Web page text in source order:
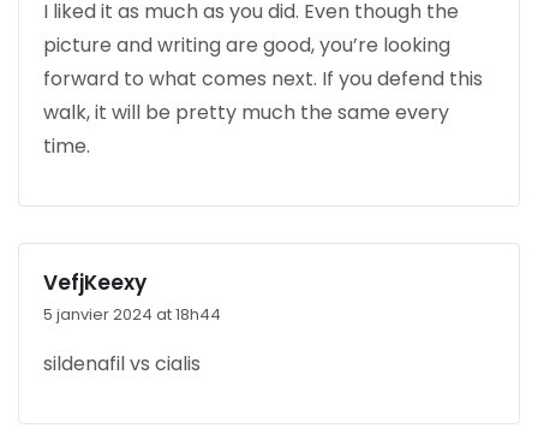
I liked it as much as you did. Even though the
picture and writing are good, you’re looking
forward to what comes next. If you defend this
walk, it will be pretty much the same every
time.
VefjKeexy
5 janvier 2024 at 18h44
sildenafil vs cialis